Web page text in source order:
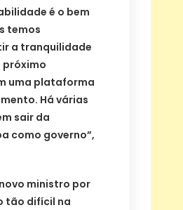
é o bem
temos
a tranquilidade
próximo
uma plataforma
Há várias
sair da
como governo”,
ministro por
tão difícil na